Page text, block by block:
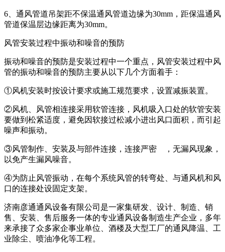
6、通风管道吊架距不保温通风管道边缘为30mm，距保温通风
管道保温层边缘距离为30mm。
风管安装过程中振动和噪音的预防
振动和噪音的预防是安装过程中一个重点，风管安装过程中风
管的振动和噪音的预防主要从以下几个方面着手：
①风机安装时按设计要求或施工规范要求，设置减振装置。
②风机、风管相连接采用软管连接，风机吸入口处的软管安装
要做到松紧适度，避免因软接过松减小进出风口面积，而引起
噪声和振动。
③风管制作、安装及与部件连接，连接严密 ，无漏风现象，
以免产生漏风噪音。
④为防止风管振动，在每个系统风管的转弯处、与通风机和风
口的连接处设固定支架。
济南彦通通风设备有限公司是一家集研发、设计、制造、销
售、安装、售后服务一体的专业通风设备制造生产企业，多年
来承接了众多家企事业单位、酒楼及大型工厂的通风降温、工
业除尘、喷油净化等工程。